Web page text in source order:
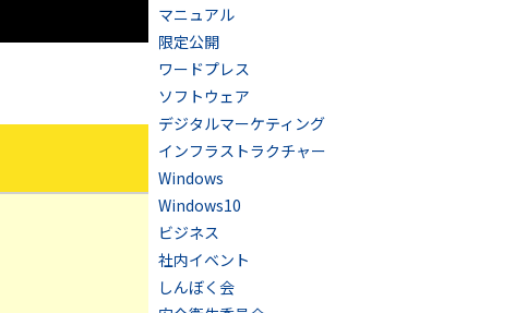
マニュアル
限定公開
ワードプレス
ソフトウェア
デジタルマーケティング
インフラストラクチャー
Windows
Windows10
ビジネス
社内イベント
しんぼく会